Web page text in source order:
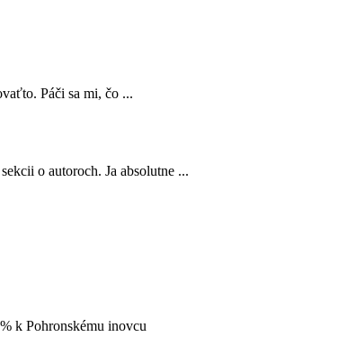
Páči sa mi, čo ...
o autoroch. Ja absolutne ...
k Pohronskému inovcu